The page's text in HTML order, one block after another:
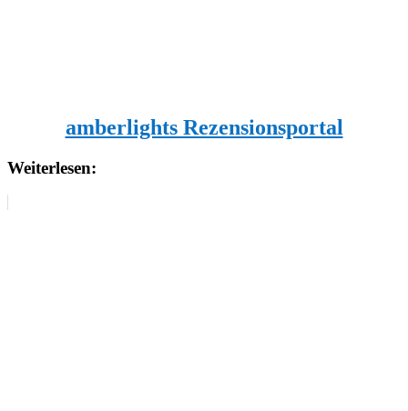
amberlights Rezensionsportal
Weiterlesen: